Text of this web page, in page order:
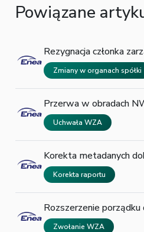
Powiązane
Rezygnacja członka
Zmiany w organach spółki
Przerwa w obradach
Uchwała WZA
Korekta metadanych
Korekta raportu
Rozszerzenie
Zwołanie WZA